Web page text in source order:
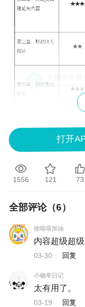
打开
1556 121 73
全部评论（6）
徐嘻嘻加油
内容超级超
03-30 回复
小确幸日记
太有用了。
03-19 回复